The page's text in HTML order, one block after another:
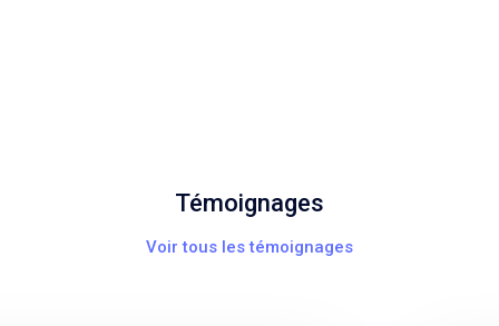
Témoignages
Voir tous les témoignages